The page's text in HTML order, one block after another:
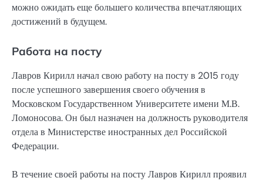
можно ожидать еще большего количества впечатляющих
достижений в будущем.
Работа на посту
Лавров Кирилл начал свою работу на посту в 2015 году
после успешного завершения своего обучения в
Московском Государственном Университете имени М.В.
Ломоносова. Он был назначен на должность руководителя
отдела в Министерстве иностранных дел Российской
Федерации.
В течение своей работы на посту Лавров Кирилл проявил